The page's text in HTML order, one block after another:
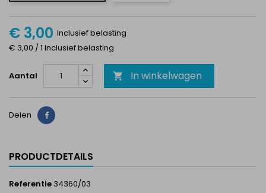
€ 3,00 Inclusief belasting
€ 3,00 / 1 Inclusief belasting
Aantal  In winkelwagen
Delen Delen
PRODUCTDETAILS
Referentie 34360/03